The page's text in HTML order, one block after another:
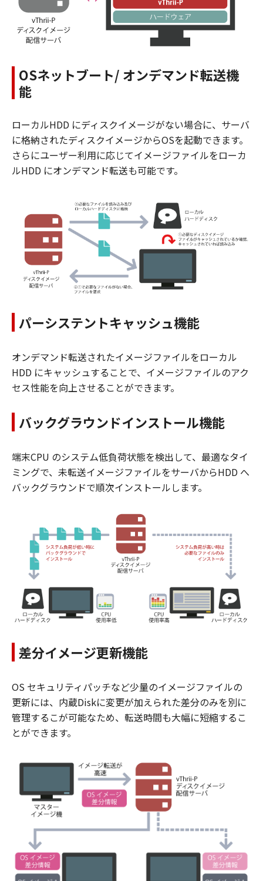
OSネットブート/ オンデマンド転送機
能
ローカルHDD にディスクイメージがない場合に、サーバ
に格納されたディスクイメージからOSを起動できます。
さらにユーザー利用に応じてイメージファイルをローカ
ルHDD にオンデマンド転送も可能です。
パーシステントキャッシュ機能
オンデマンド転送されたイメージファイルをローカル
HDD にキャッシュすることで、イメージファイルのアク
セス性能を向上させることができます。
バックグラウンドインストール機能
端末CPU のシステム低負荷状態を検出して、最適なタイ
ミングで、未転送イメージファイルをサーバからHDD へ
バックグラウンドで順次インストールします。
差分イメージ更新機能
OS セキュリティパッチなど少量のイメージファイルの
更新には、内蔵Diskに変更が加えられた差分のみを別に
管理するこが可能なため、転送時間も大幅に短縮するこ
とができます。